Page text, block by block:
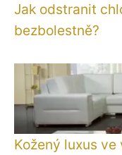
Jak odstranit
bezbolestně?
Kožený luxus